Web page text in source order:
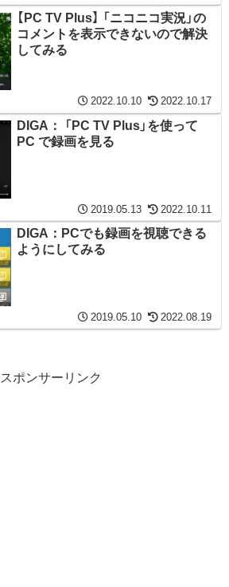
【PC TV Plus】 「ニコニコ実況」の
コメントを表示できないので解決
してみる
2022.10.10 2022.10.17
DIGA： 「PC TV Plus」を使って
PC で録画を見る
2019.05.13 2022.10.11
DIGA：PCでも録画を視聴できる
ようにしてみる
2019.05.10 2022.08.19
スポンサーリンク